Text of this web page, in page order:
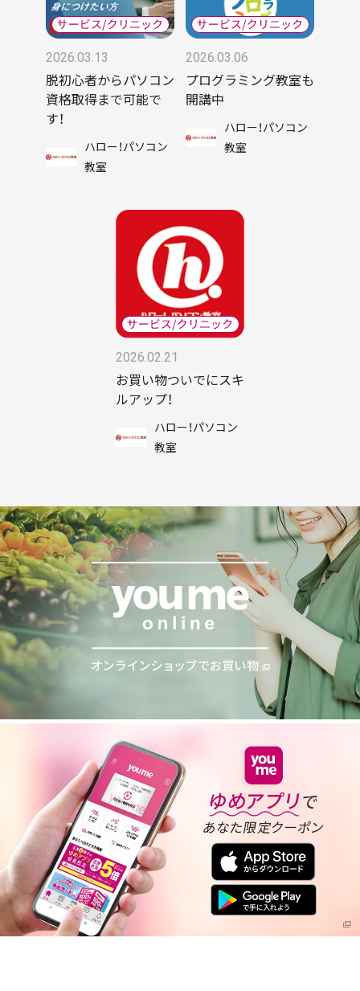
2026.03.13
脱初心者からパソコン
資格取得まで可能で
す！
ハロー！パソコン
教室
2026.03.06
プログラミング教室も
開講中
ハロー！パソコン
教室
2026.02.21
お買い物ついでにスキ
ルアップ！
ハロー！パソコン
教室